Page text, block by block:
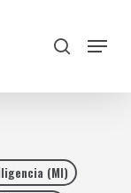
search
Menu
(MI)
Close